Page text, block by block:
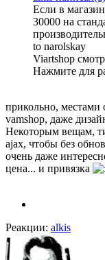
Если в
30000 на
to narolskay
Viartshop
Нажмите для
прикольно, местами
vamshop, даже
Некоторым вещам,
ajax, чтобы без
очень даже
цена... и привязка
Реакции: alkis